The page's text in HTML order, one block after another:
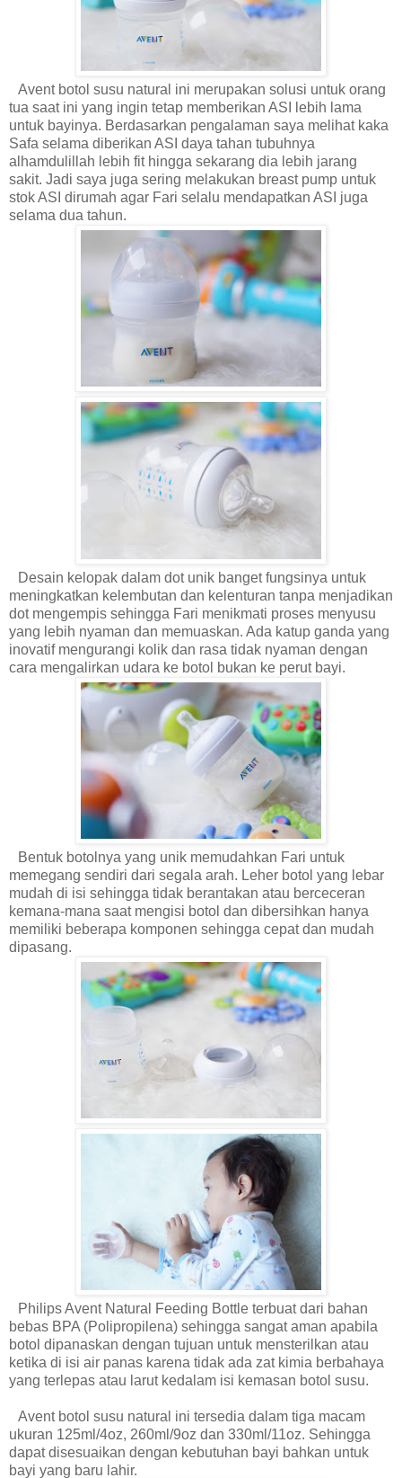
Avent botol susu natural ini merupakan solusi untuk orang
tua saat ini yang ingin tetap memberikan ASI lebih lama
untuk bayinya. Berdasarkan pengalaman saya melihat kaka
Safa selama diberikan ASI daya tahan tubuhnya
alhamdulillah lebih fit hingga sekarang dia lebih jarang
sakit. Jadi saya juga sering melakukan breast pump untuk
stok ASI dirumah agar Fari selalu mendapatkan ASI juga
selama dua tahun.
Desain kelopak dalam dot unik banget fungsinya untuk
meningkatkan kelembutan dan kelenturan tanpa menjadikan
dot mengempis sehingga Fari menikmati proses menyusu
yang lebih nyaman dan memuaskan. Ada katup ganda yang
inovatif mengurangi kolik dan rasa tidak nyaman dengan
cara mengalirkan udara ke botol bukan ke perut bayi.
Bentuk botolnya yang unik memudahkan Fari untuk
memegang sendiri dari segala arah. Leher botol yang lebar
mudah di isi sehingga tidak berantakan atau berceceran
kemana-mana saat mengisi botol dan dibersihkan hanya
memiliki beberapa komponen sehingga cepat dan mudah
dipasang.
Philips Avent Natural Feeding Bottle terbuat dari bahan
bebas BPA (Polipropilena) sehingga sangat aman apabila
botol dipanaskan dengan tujuan untuk mensterilkan atau
ketika di isi air panas karena tidak ada zat kimia berbahaya
yang terlepas atau larut kedalam isi kemasan botol susu.
Avent botol susu natural ini tersedia dalam tiga macam
ukuran 125ml/4oz, 260ml/9oz dan 330ml/11oz. Sehingga
dapat disesuaikan dengan kebutuhan bayi bahkan untuk
bayi yang baru lahir.